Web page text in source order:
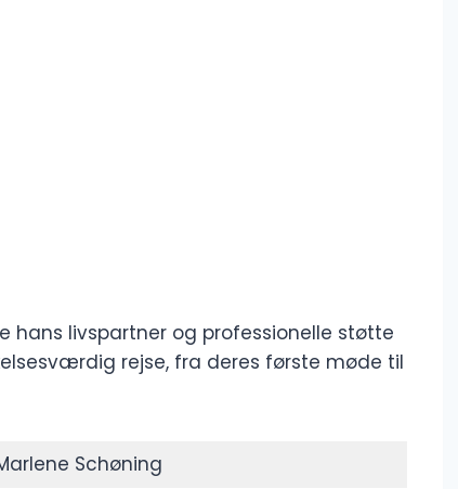
hans livspartner og professionelle støtte
rejse, fra deres første møde til
Schøning